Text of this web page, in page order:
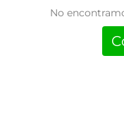
No